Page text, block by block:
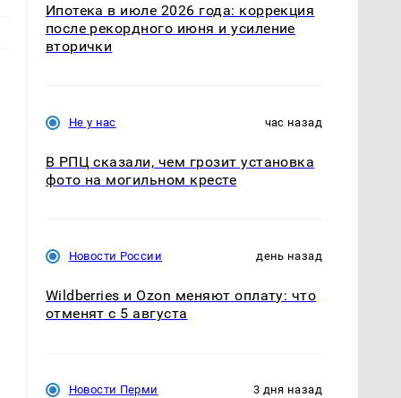
Ипотека в июле 2026 года: коррекция
после рекордного июня и усиление
вторички
Не у нас час назад
В РПЦ сказали, чем грозит установка
фото на могильном кресте
Новости России день назад
Wildberries и Ozon меняют оплату: что
отменят с 5 августа
Новости Перми 3 дня назад